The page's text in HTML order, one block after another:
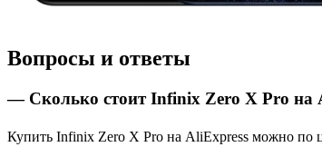
Вопросы и ответы
— Сколько стоит Infinix Zero X Pro на
Купить Infinix Zero X Pro на AliExpress можно по